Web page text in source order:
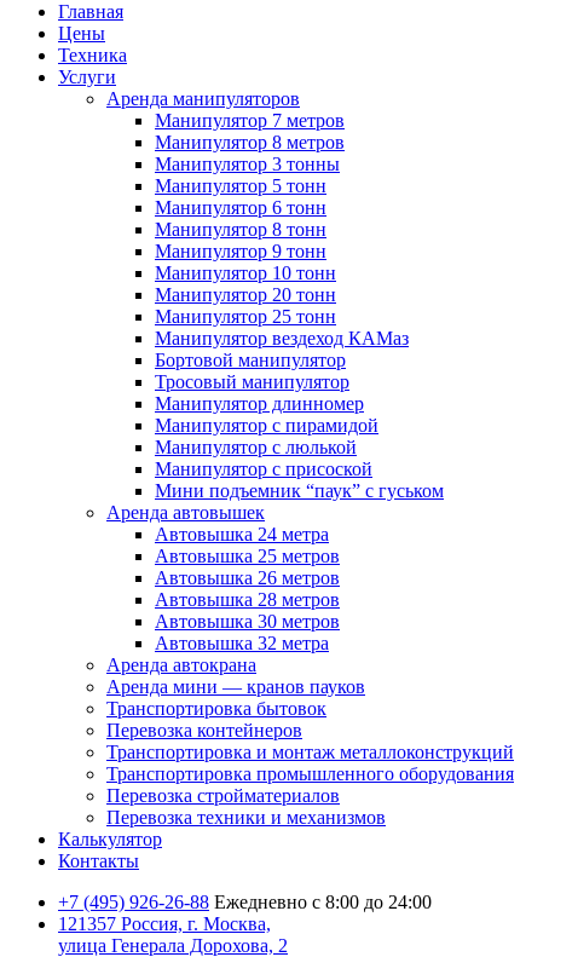
Главная
Цены
Техника
Услуги
Аренда манипуляторов
Манипулятор 7 метров
Манипулятор 8 метров
Манипулятор 3 тонны
Манипулятор 5 тонн
Манипулятор 6 тонн
Манипулятор 8 тонн
Манипулятор 9 тонн
Манипулятор 10 тонн
Манипулятор 20 тонн
Манипулятор 25 тонн
Манипулятор вездеход КАМаз
Бортовой манипулятор
Тросовый манипулятор
Манипулятор длинномер
Манипулятор с пирамидой
Манипулятор с люлькой
Манипулятор с присоской
Мини подъемник “паук” с гуськом
Аренда автовышек
Автовышка 24 метра
Автовышка 25 метров
Автовышка 26 метров
Автовышка 28 метров
Автовышка 30 метров
Автовышка 32 метра
Аренда автокрана
Аренда мини — кранов пауков
Транспортировка бытовок
Перевозка контейнеров
Транспортировка и монтаж металлоконструкций
Транспортировка промышленного оборудования
Перевозка стройматериалов
Перевозка техники и механизмов
Калькулятор
Контакты
+7 (495) 926-26-88 Eжедневно с 8:00 до 24:00
121357 Россия, г. Москва,
улица Генерала Дорохова, 2